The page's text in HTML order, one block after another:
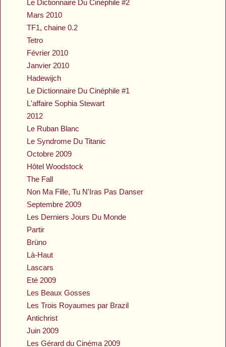
Le Dictionnaire Du Cinéphile #2
Mars 2010
TF1, chaine 0.2
Tetro
Février 2010
Janvier 2010
Hadewijch
Le Dictionnaire Du Cinéphile #1
L'affaire Sophia Stewart
2012
Le Ruban Blanc
Le Syndrome Du Titanic
Octobre 2009
Hôtel Woodstock
The Fall
Non Ma Fille, Tu N'Iras Pas Danser
Septembre 2009
Les Derniers Jours Du Monde
Partir
Brüno
Là-Haut
Lascars
Eté 2009
Les Beaux Gosses
Les Trois Royaumes par Brazil
Antichrist
Juin 2009
Les Gérard du Cinéma 2009